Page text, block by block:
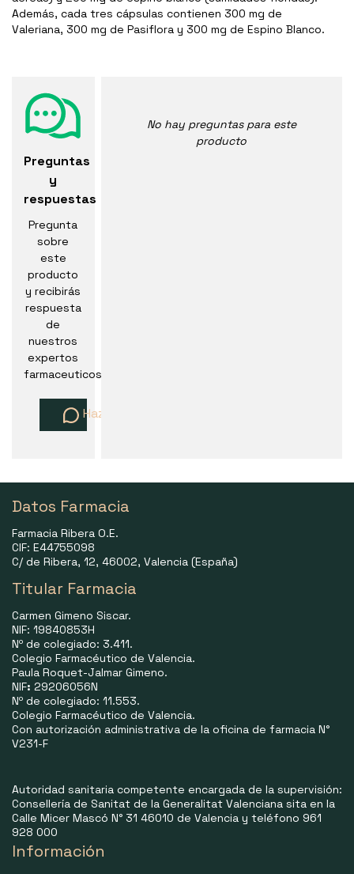
Además, cada tres cápsulas contienen 300 mg de
Valeriana, 300 mg de Pasiflora y 300 mg de Espino Blanco.
Preguntas
y
respuestas
Pregunta
sobre
este
producto
y recibirás
respuesta
de
nuestros
expertos
farmaceuticos
Haz una pregunta
No hay preguntas para este
producto
Datos Farmacia
Farmacia Ribera O.E.
CIF: E44755098
C/ de Ribera, 12, 46002, Valencia (España)
Titular Farmacia
Carmen Gimeno Siscar.
NIF: 19840853H
Nº de colegiado: 3.411.
Colegio Farmacéutico de Valencia.
Paula Roquet-Jalmar Gimeno.
NIF: 29206056N
Nº de colegiado: 11.553.
Colegio Farmacéutico de Valencia.
Con autorización administrativa de la oficina de farmacia N°
V231-F
Autoridad sanitaria competente encargada de la supervisión:
Consellería de Sanitat de la Generalitat Valenciana sita en la
Calle Micer Mascó N° 31 46010 de Valencia y teléfono 961
928 000
Información